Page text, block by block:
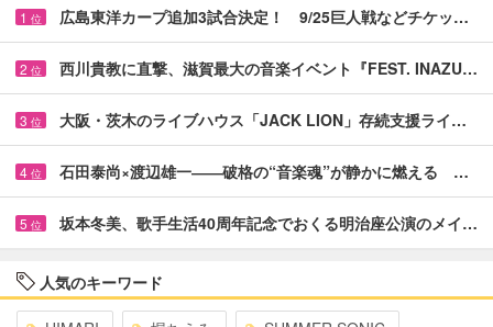
1 位 広島東洋カープ追加3試合決定！ 9/25巨人戦などチケッ…
2 位 西川貴教に直撃、滋賀最大の音楽イベント『FEST. INAZU…
3 位 大阪・茨木のライブハウス「JACK LION」存続支援ライ…
4 位 石田泰尚×渡辺雄一――破格の“音楽魂”が静かに燃える …
5 位 坂本冬美、歌手生活40周年記念でおくる明治座公演のメイ…
人気のキーワード